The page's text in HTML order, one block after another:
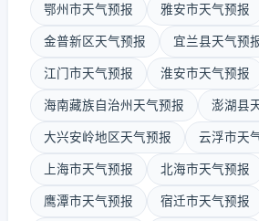
鄂州市天气预报 雅安市天气预报
金普新区天气预报 宜兰县天气预
江门市天气预报 淮安市天气预报
海南藏族自治州天气预报 澎湖县
大兴安岭地区天气预报 云浮市天
上海市天气预报 北海市天气预报
鹰潭市天气预报 宿迁市天气预报